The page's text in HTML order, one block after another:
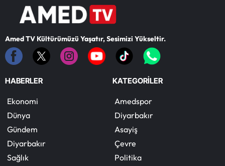
Amed TV Kültürümüzü Yaşatır, Sesimizi Yükseltir.
HABERLER
Ekonomi
Dünya
Gündem
Diyarbakır
Sağlık
KATEGORİLER
Amedspor
Diyarbakır
Asayiş
Çevre
Politika